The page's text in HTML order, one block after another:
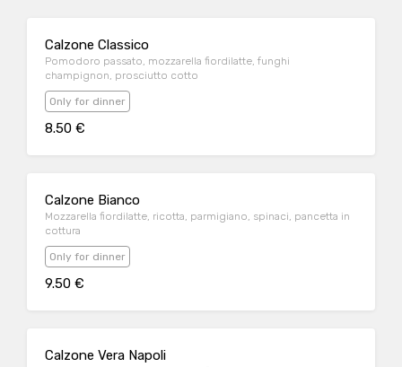
Calzone Classico
Pomodoro passato, mozzarella fiordilatte, funghi
champignon, prosciutto cotto
Only for dinner
8.50 €
Calzone Bianco
Mozzarella fiordilatte, ricotta, parmigiano, spinaci, pancetta in
cottura
Only for dinner
9.50 €
Calzone Vera Napoli